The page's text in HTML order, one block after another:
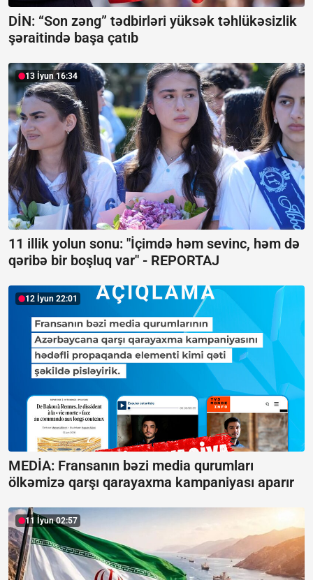
DİN: “Son zəng” tədbirləri yüksək təhlükəsizlik
şəraitində başa çatıb
13 İyun 16:34
11 illik yolun sonu: "İçimdə həm sevinc, həm də
qəribə bir boşluq var" - REPORTAJ
12 İyun 22:01
MEDİA: Fransanın bəzi media qurumları
ölkəmizə qarşı qarayaxma kampaniyası aparır
11 İyun 02:57